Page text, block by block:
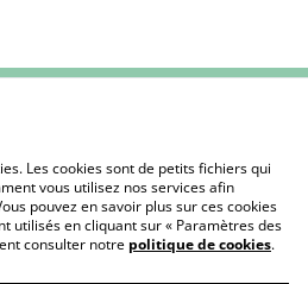
Politique de cookies
Les cookies sont de petits fichiers qui
vous utilisez nos services afin
pouvez en savoir plus sur ces cookies
utilisés en cliquant sur « Paramètres des
consulter notre politique de cookies.